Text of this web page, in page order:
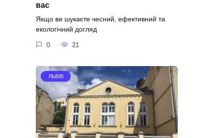
вас
Якщо ви шукаєте чесний, ефективний та
екологічний догляд
0 21
ЛЬВІВ